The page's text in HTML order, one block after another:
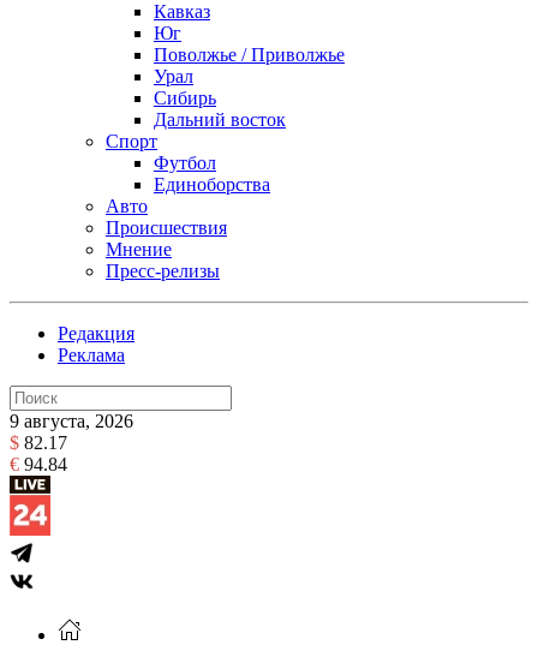
Кавказ
Юг
Поволжье / Приволжье
Урал
Сибирь
Дальний восток
Спорт
Футбол
Единоборства
Авто
Происшествия
Мнение
Пресс-релизы
Редакция
Реклама
9 августа, 2026
$ 82.17
€ 94.84